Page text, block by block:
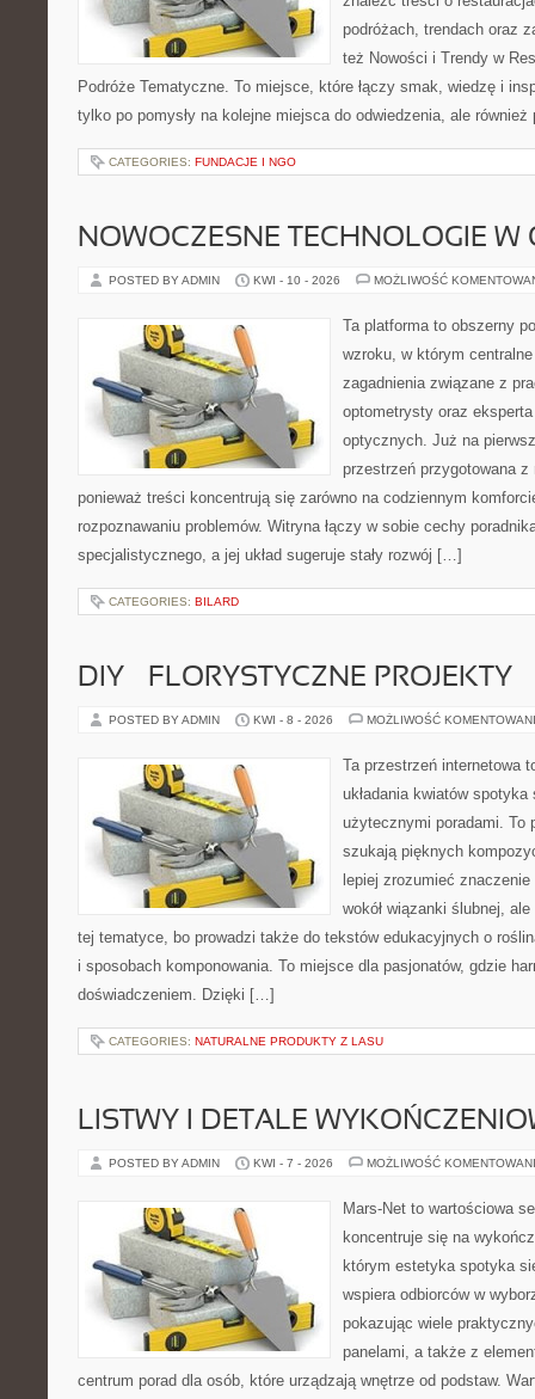
podróżach, trendach oraz
też Nowości i Trendy w
Podróże Tematyczne. To miejsce, które łączy smak, wiedzę i
tylko po pomysły na kolejne miejsca do odwiedzenia, ale
CATEGORIES: FUNDACJE I NGO
NOWOCZESNE TECHNOLOGIE W
POSTED BY ADMIN KWI - 10 - 2026 MOŻLIWOŚĆ
Ta platforma to obszerny
wzroku, w którym
zagadnienia związane z
optometrysty oraz
optycznych. Już na
przestrzeń przygotowana
ponieważ treści koncentrują się zarówno na codziennym
rozpoznawaniu problemów. Witryna łączy w sobie cechy
specjalistycznego, a jej układ sugeruje stały rozwój […]
CATEGORIES: BILARD
DIY – FLORYSTYCZNE PROJEKTY
POSTED BY ADMIN KWI - 8 - 2026 MOŻLIWOŚĆ
Ta przestrzeń internetowa
układania kwiatów
użytecznymi poradami. To
szukają pięknych
lepiej zrozumieć
wokół wiązanki ślubnej,
tej tematyce, bo prowadzi także do tekstów edukacyjnych o
i sposobach komponowania. To miejsce dla pasjonatów, gdzie
doświadczeniem. Dzięki […]
CATEGORIES: NATURALNE PRODUKTY Z LASU
LISTWY I DETALE
POSTED BY ADMIN KWI - 7 - 2026 MOŻLIWOŚĆ
Mars-Net to wartościowa
koncentruje się na
którym estetyka spotyka
wspiera odbiorców w
pokazując wiele
panelami, a także z
centrum porad dla osób, które urządzają wnętrze od podstaw.